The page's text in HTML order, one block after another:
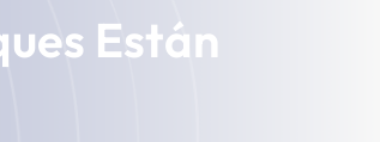
Están